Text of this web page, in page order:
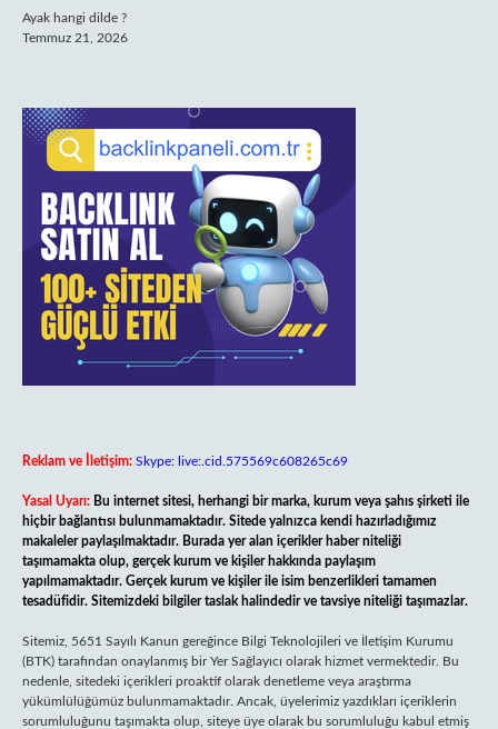
Ayak hangi dilde ?
Temmuz 21, 2026
Reklam ve İletişim: Skype: live:.cid.575569c608265c69
Yasal Uyarı: Bu internet sitesi, herhangi bir marka, kurum veya şahıs şirketi ile
hiçbir bağlantısı bulunmamaktadır. Sitede yalnızca kendi hazırladığımız
makaleler paylaşılmaktadır. Burada yer alan içerikler haber niteliği
taşımamakta olup, gerçek kurum ve kişiler hakkında paylaşım
yapılmamaktadır. Gerçek kurum ve kişiler ile isim benzerlikleri tamamen
tesadüfidir. Sitemizdeki bilgiler taslak halindedir ve tavsiye niteliği taşımazlar.
Sitemiz, 5651 Sayılı Kanun gereğince Bilgi Teknolojileri ve İletişim Kurumu
(BTK) tarafından onaylanmış bir Yer Sağlayıcı olarak hizmet vermektedir. Bu
nedenle, sitedeki içerikleri proaktif olarak denetleme veya araştırma
yükümlülüğümüz bulunmamaktadır. Ancak, üyelerimiz yazdıkları içeriklerin
sorumluluğunu taşımakta olup, siteye üye olarak bu sorumluluğu kabul etmiş